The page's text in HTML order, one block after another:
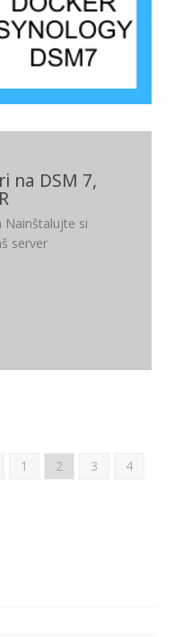
na DSM 7,
Nainštalujte si
server
1 2 3
4